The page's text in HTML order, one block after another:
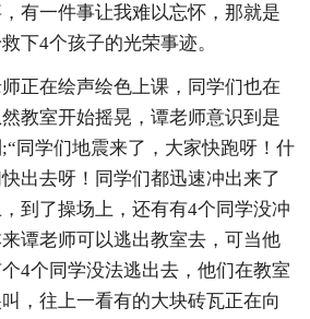
有一件事让我难以忘怀，那就是
下4个孩子的光荣事迹。
正在绘声绘色上课，同学们也在
教室开始摇晃，谭老师意识到是
同学们地震来了，大家快跑呀！什
出去呀！同学们都迅速冲出来了
到了操场上，还有有4个同学没冲
谭老师可以逃出教室去，可当他
4个同学没法逃出去，他们在教室
，往上一看有的大块砖瓦正在向